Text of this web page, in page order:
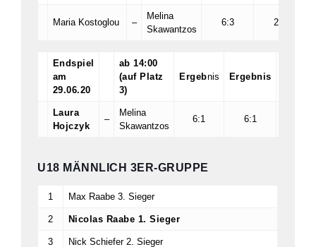
Maria Kostoglou –
Melina
Skawantzos
6:3 2:6
Endspiel
am
29.06.20
ab 14:00
(auf Platz
3)
Ergebnis Ergebnis
Laura
Hojczyk
–
Melina
Skawantzos
6:1 6:1
U18 MÄNNLICH 3ER-GRUPPE
1 Max Raabe 3. Sieger
2 Nicolas Raabe 1. Sieger
3 Nick Schiefer 2. Sieger